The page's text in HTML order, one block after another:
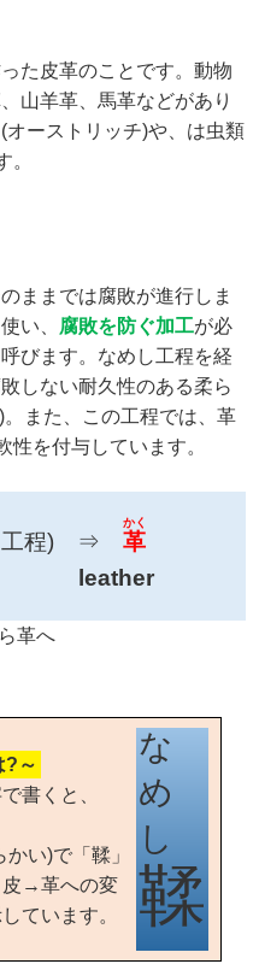
た皮革のことです。動物
山羊革、馬革などがあり
オーストリッチ)や、は虫類
。
ままでは腐敗が進行しま
い、 腐敗を防ぐ加工が必
びます。なめし工程を経
しない耐久性のある柔ら
また、この工程では、革
性を付与しています。
程) ⇒ 革
かく
leather
革へ
?～
書くと、
い)で「鞣」
皮→革への変
ています。
鞣
な
め
し